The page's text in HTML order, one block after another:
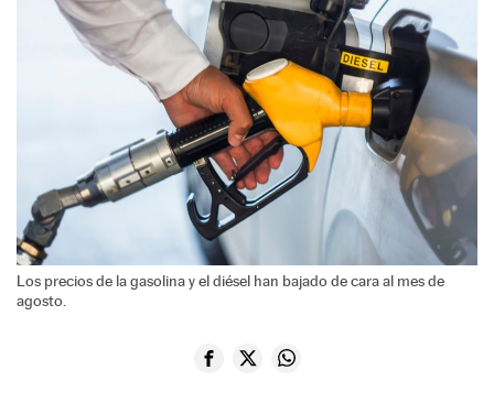
Los precios de la gasolina y el diésel han bajado de cara al mes de
agosto.